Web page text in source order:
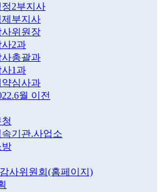
정2부지사
제부지사
사위원장
사2과
사총괄과
사1과
약심사과
월 이전
속기관.사업소
방
사위원회(홈페이지)